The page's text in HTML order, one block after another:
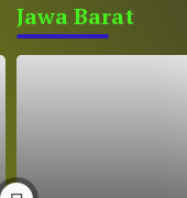
Jawa Barat